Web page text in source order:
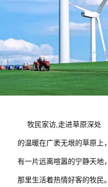
牧民家访,走进草原深处
的温暖在广袤无垠的草原上，
有一片远离喧嚣的宁静天地，
那里生活着热情好客的牧民。